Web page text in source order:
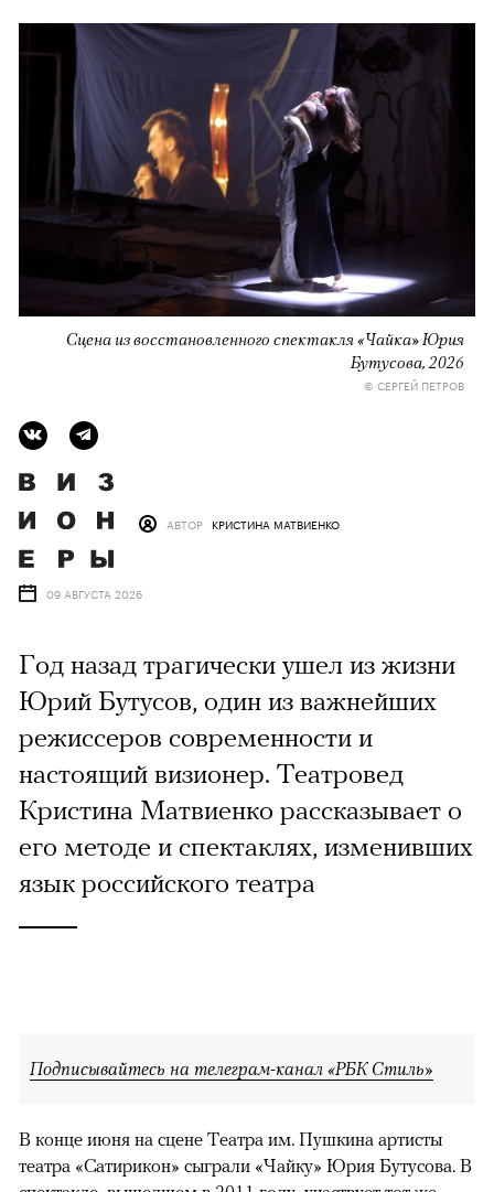
Сцена из восстановленного спектакля «Чайка» Юрия
Бутусова, 2026
© СЕРГЕЙ ПЕТРОВ
АВТОР КРИСТИНА МАТВИЕНКО
09 АВГУСТА 2026
Год назад трагически ушел из жизни
Юрий Бутусов, один из важнейших
режиссеров современности и
настоящий визионер. Театровед
Кристина Матвиенко рассказывает о
его методе и спектаклях, изменивших
язык российского театра
Подписывайтесь на телеграм-канал «РБК Стиль»
В конце июня на сцене Театра им. Пушкина артисты
театра «Сатирикон» сыграли «Чайку» Юрия Бутусова. В